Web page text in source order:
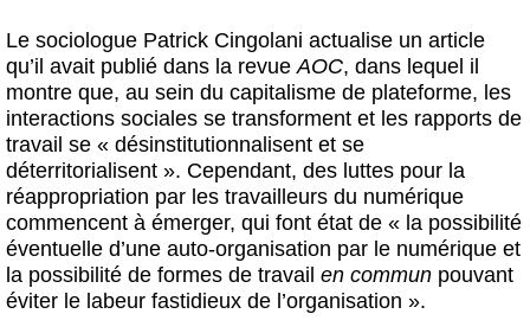
Le sociologue Patrick Cingolani actualise un article
qu’il avait publié dans la revue AOC, dans lequel il
montre que, au sein du capitalisme de plateforme, les
interactions sociales se transforment et les rapports de
travail se « désinstitutionnalisent et se
déterritorialisent ». Cependant, des luttes pour la
réappropriation par les travailleurs du numérique
commencent à émerger, qui font état de « la possibilité
éventuelle d’une auto-organisation par le numérique et
la possibilité de formes de travail en commun pouvant
éviter le labeur fastidieux de l’organisation ».